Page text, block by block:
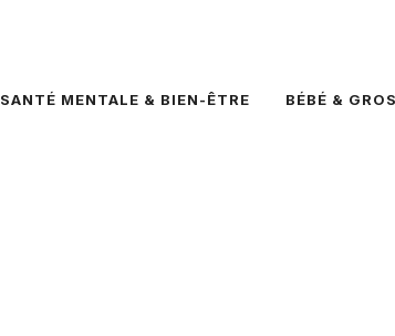
SANTÉ MENTALE & BIEN-ÊTRE BÉBÉ &